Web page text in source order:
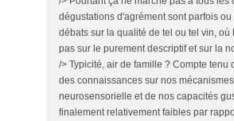
dégustations d'agrément sont parfois
débats sur la qualité de tel ou tel vin, où
pas sur le purement descriptif et sur la
/> Typicité, air de famille ? Compte tenu
des connaissances sur nos
neurosensorielle et de nos capacités
finalement relativement faibles par